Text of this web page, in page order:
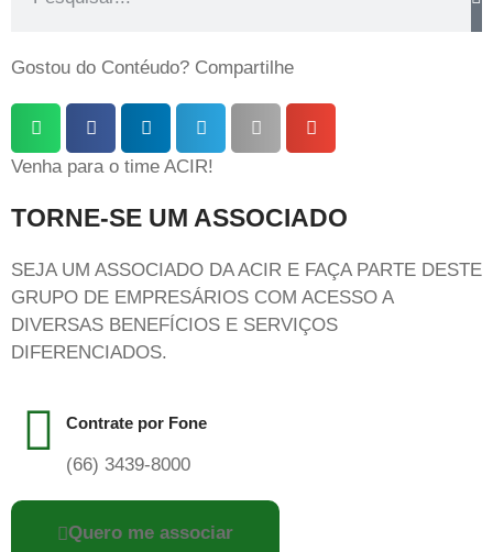
Gostou do Contéudo? Compartilhe
Venha para o time ACIR!
TORNE-SE UM ASSOCIADO
SEJA UM ASSOCIADO DA ACIR E FAÇA PARTE DESTE
GRUPO DE EMPRESÁRIOS COM ACESSO A
DIVERSAS BENEFÍCIOS E SERVIÇOS
DIFERENCIADOS.
Contrate por Fone
(66) 3439-8000
Quero me associar